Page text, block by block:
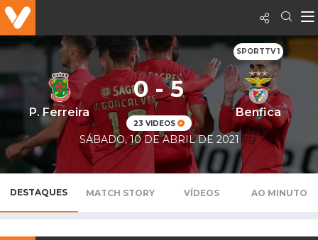
SPORTTV 1
P. Ferreira
0 - 5
23 VIDEOS
Benfica
SÁBADO, 10 DE ABRIL DE 2021
DESTAQUES MATCH STORY VÍDEOS AO MINUTO